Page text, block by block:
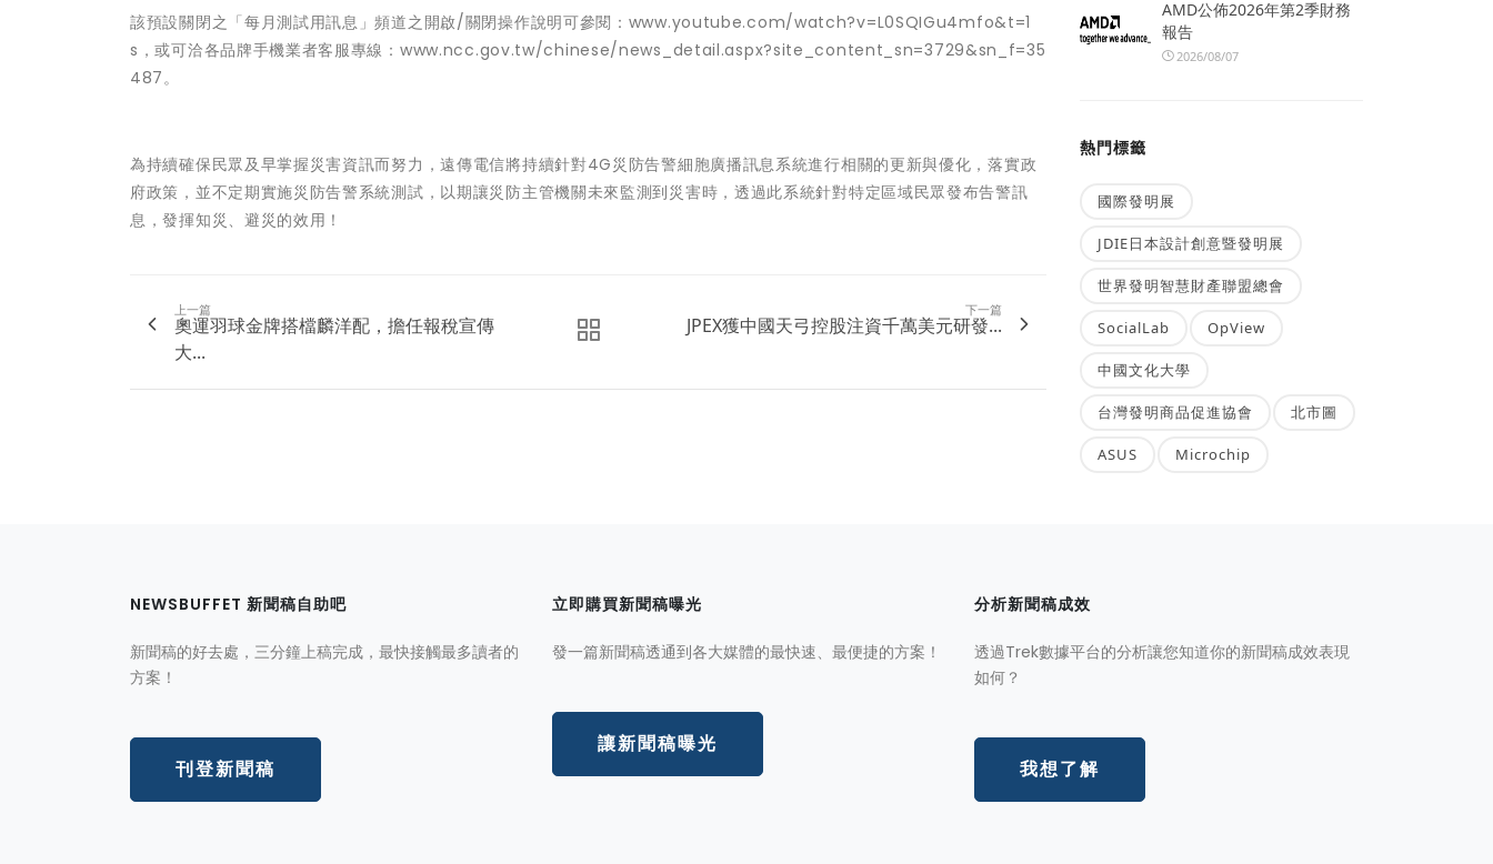
該預設關閉之「每月測試用訊息」頻道之開啟/關閉操作說明可參閱：www.youtube.com/watch?v=L0SQIGu4mfo&t=1
s，或可洽各品牌手機業者客服專線：www.ncc.gov.tw/chinese/news_detail.aspx?site_content_sn=3729&sn_f=35
487。
為持續確保民眾及早掌握災害資訊而努力，遠傳電信將持續針對4G災防告警細胞廣播訊息系統進行相關的更新與優化，落實政
府政策，並不定期實施災防告警系統測試，以期讓災防主管機關未來監測到災害時，透過此系統針對特定區域民眾發布告警訊
息，發揮知災、避災的效用！
上一篇
奧運羽球金牌搭檔麟洋配，擔任報稅宣傳
大...
下一篇
JPEX獲中國天弓控股注資千萬美元研發...
AMD公佈2026年第2季財務
報告
2026/08/07
熱門標籤
國際發明展
JDIE日本設計創意暨發明展
世界發明智慧財產聯盟總會
SocialLab OpView
中國文化大學
台灣發明商品促進協會 北市圖
ASUS Microchip
NEWSBUFFET 新聞稿自助吧
新聞稿的好去處，三分鐘上稿完成，最快接觸最多讀者的
方案！
刊登新聞稿
立即購買新聞稿曝光
發一篇新聞稿透通到各大媒體的最快速、最便捷的方案！
讓新聞稿曝光
分析新聞稿成效
透過Trek數據平台的分析讓您知道你的新聞稿成效表現
如何？
我想了解